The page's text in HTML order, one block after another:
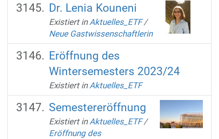
Dr. Lenia Kouneni
Existiert in Aktuelles_ETF /
Neue Gastwissenschaftlerin
Eröffnung des
Wintersemesters 2023/24
Existiert in Aktuelles_ETF
Semestereröffnung
Existiert in Aktuelles_ETF /
Eröffnung des